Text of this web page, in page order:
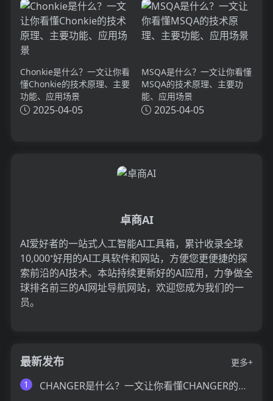
Chonkie是什么？一文让你看
懂Chonkie的技术原理、主要
功能、应用场景
2025-04-05
MSQA是什么？一文让你看懂
MSQA的技术原理、主要功
能、应用场景
2025-04-05
卓商AI
AI爱好者的一站式人工智能AI工具箱，累计收录全球
10,000⁺好用的AI工具软件和网站，方便您更便捷的探
索前沿的AI技术。本站持续更新好的AI应用，力争做全
球排名前三的AI网址导航网站，欢迎您成为我们的一
员。
最新发布
更多+
1
CHANGER是什么？一文让你看懂CHANGER的技术原理、主要功能、应用场景